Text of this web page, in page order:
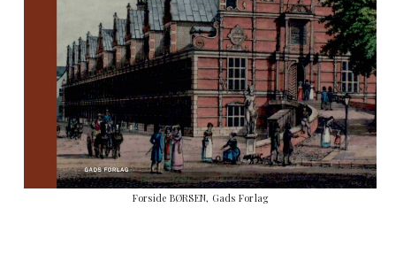
Forside BØRSEN, Gads Forlag